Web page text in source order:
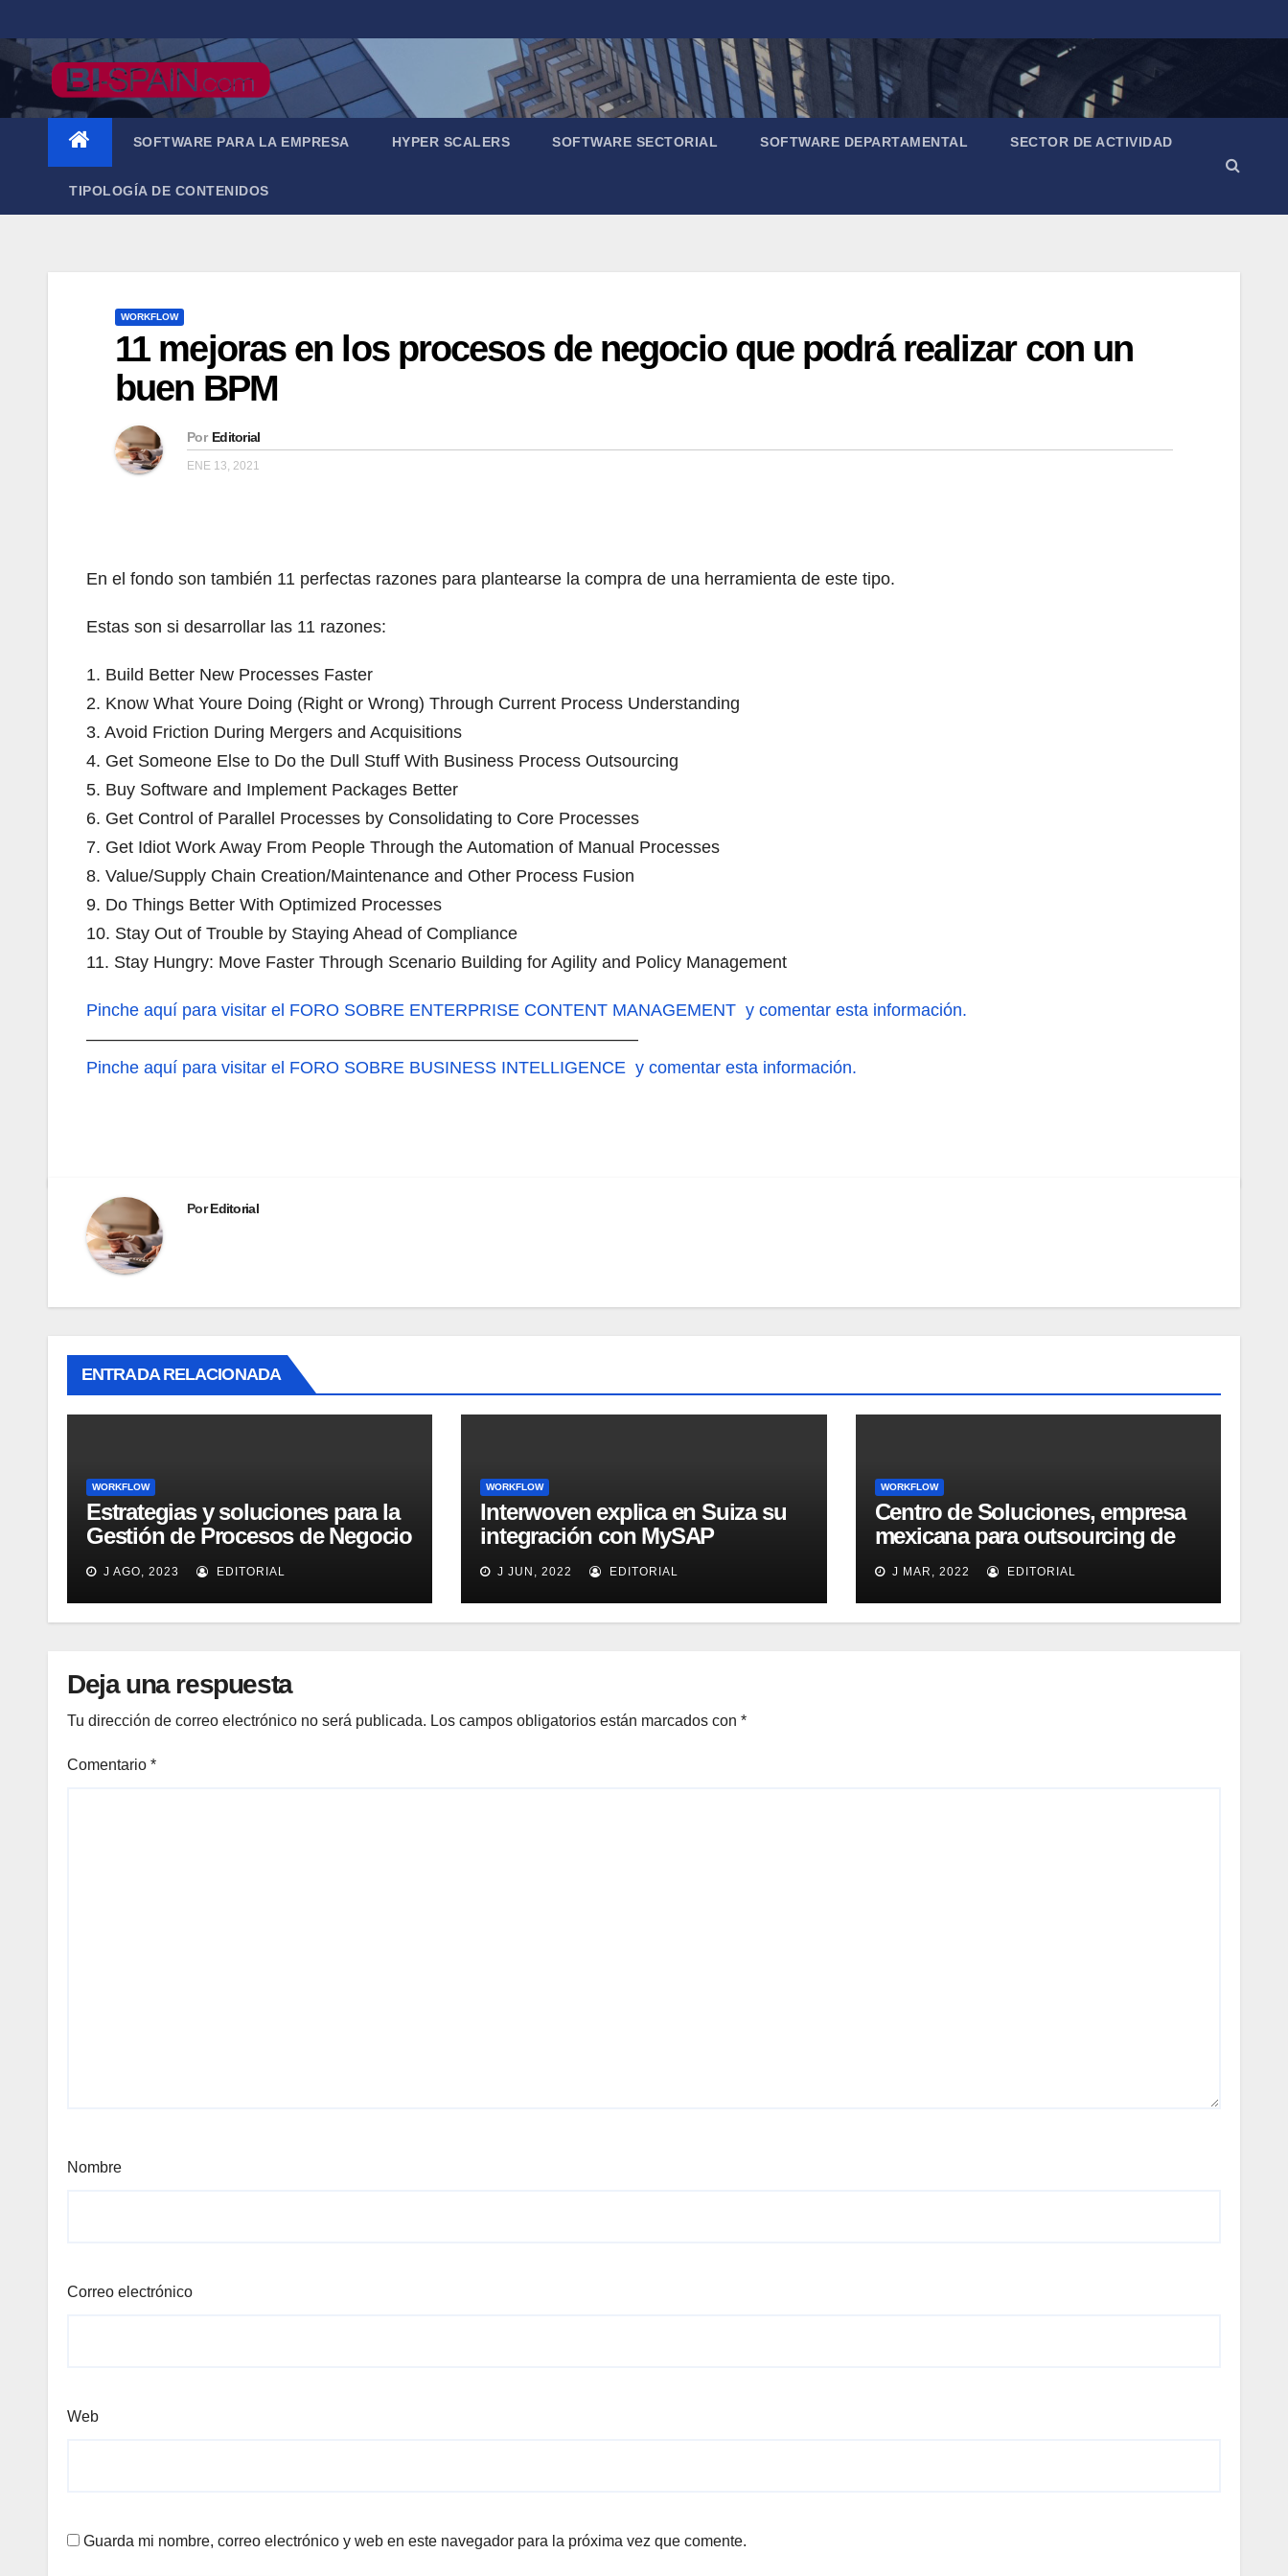
al
contenido
SOFTWARE PARA LA EMPRESA HYPER SCALERS SOFTWARE SECTORIAL SOFTWARE DEPARTAMENTAL SECTOR DE ACTIVIDAD
TIPOLOGÍA DE CONTENIDOS
WORKFLOW
11 mejoras en los procesos de negocio que podrá realizar con un
buen BPM
Por Editorial
ENE 13, 2021
En el fondo son también 11 perfectas razones para plantearse la compra de una herramienta de este tipo.
Estas son si desarrollar las 11 razones:
1. Build Better New Processes Faster
2. Know What Youre Doing (Right or Wrong) Through Current Process Understanding
3. Avoid Friction During Mergers and Acquisitions
4. Get Someone Else to Do the Dull Stuff With Business Process Outsourcing
5. Buy Software and Implement Packages Better
6. Get Control of Parallel Processes by Consolidating to Core Processes
7. Get Idiot Work Away From People Through the Automation of Manual Processes
8. Value/Supply Chain Creation/Maintenance and Other Process Fusion
9. Do Things Better With Optimized Processes
10. Stay Out of Trouble by Staying Ahead of Compliance
11. Stay Hungry: Move Faster Through Scenario Building for Agility and Policy Management
Pinche aquí para visitar el FORO SOBRE ENTERPRISE CONTENT MANAGEMENT y comentar esta información.
————————————————————————————————
Pinche aquí para visitar el FORO SOBRE BUSINESS INTELLIGENCE y comentar esta información.
PorEditorial
ENTRADA RELACIONADA
WORKFLOW
Estrategias y soluciones para la
Gestión de Procesos de Negocio
(BPM)
J AGO, 2023 EDITORIAL
WORKFLOW
Interwoven explica en Suiza su
integración con MySAP
Enterprise Portal
J JUN, 2022 EDITORIAL
WORKFLOW
Centro de Soluciones, empresa
mexicana para outsourcing de
BPM, empleará soluciones de
captura de Captiva
J MAR, 2022 EDITORIAL
Deja una respuesta
Tu dirección de correo electrónico no será publicada. Los campos obligatorios están marcados con *
Comentario *
Nombre
Correo electrónico
Web
Guarda mi nombre, correo electrónico y web en este navegador para la próxima vez que comente.